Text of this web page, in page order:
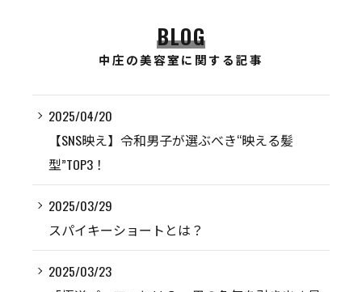
BLOG
中庄の美容室に関する記事
2025/04/20
【SNS映え】令和男子が選ぶべき“映える髪
型”TOP3！
2025/03/29
スパイキーショートとは？
2025/03/23